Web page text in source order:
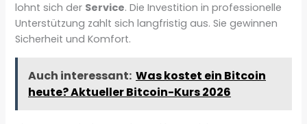
lohnt sich der Service. Die Investition in professionelle
Unterstützung zahlt sich langfristig aus. Sie gewinnen
Sicherheit und Komfort.
Auch interessant: Was kostet ein Bitcoin
heute? Aktueller Bitcoin-Kurs 2026